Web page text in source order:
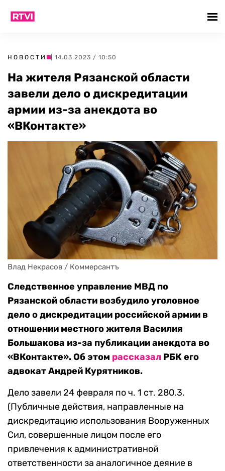
НОВОСТИ | 14.03.2023 / 10:50
На жителя Рязанской области
завели дело о дискредитации
армии из-за анекдота во
«ВКонтакте»
Влад Некрасов / Коммерсантъ
Следственное управление МВД по
Рязанской области возбудило уголовное
дело о дискредитации российской армии в
отношении местного жителя Василия
Большакова из-за публикации анекдота во
«ВКонтакте». Об этом рассказал РБК его
адвокат Андрей Курятников.
Дело завели 24 февраля по ч. 1 ст. 280.3.
(Публичные действия, направленные на
дискредитацию использования Вооруженных
Сил, совершенные лицом после его
привлечения к административной
ответственности за аналогичное деяние в